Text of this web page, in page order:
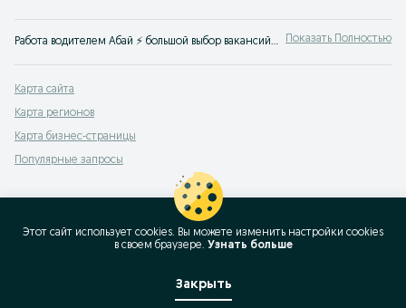
Работа водителем Абай ⚡ большой выбор вакансий водителей ✔️ прямые работодатели ⭐ Быстро найти работу водителем на ☛ OLX.kz Абай Показать Полностью
Карта сайта
Карта регионов
Карта бизнес-страницы
Популярные запросы
Этот сайт использует cookies. Вы можете изменить настройки cookies
в своeм браузере. Узнать больше
Закрыть